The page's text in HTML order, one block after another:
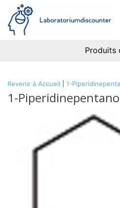
Produits
Revenir à Accueil 1-
1-